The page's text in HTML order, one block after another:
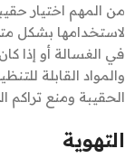
من المهم اختيار
لاستخدامها بشكل
في الغسالة أو إذا
والمواد القابلة
الحقيبة ومنع تراكم
التهوية